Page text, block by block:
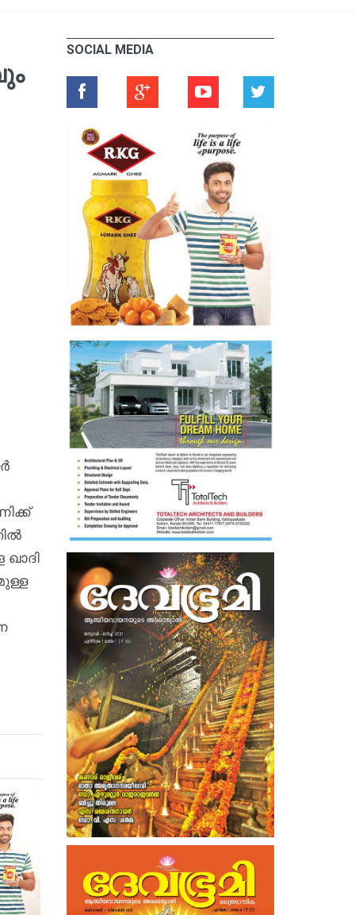
SOCIAL MEDIA